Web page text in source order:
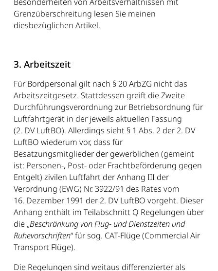
Grenzüberschreitung lesen Sie meinen
diesbezüglichen Artikel.
3. Arbeitszeit
Für Bordpersonal gilt nach § 20 ArbZG nicht das
Arbeitszeitgesetz. Stattdessen greift die Zweite
Durchführungsverordnung zur Betriebsordnung für
Luftfahrtgerät in der jeweils aktuellen Fassung
(2. DV LuftBO). Allerdings sieht § 1 Abs. 2 der 2. DV
LuftBO wiederum vor, dass für
Besatzungsmitglieder der gewerblichen (gemeint
ist: Personen-, Post- oder Frachtbeförderung gegen
Entgelt) zivilen Luftfahrt der Anhang III der
Verordnung (EWG) Nr. 3922/91 des Rates vom
16. Dezember 1991 der 2. DV LuftBO vorgeht. Dieser
Anhang enthält im Teilabschnitt Q Regelungen über
die „Beschränkung von Flug- und Dienstzeiten und
Ruhevorschriften“ für sog. CAT-Flüge (Commercial Air
Transport Flüge).
Die Regelungen sind weitaus differenzierter als